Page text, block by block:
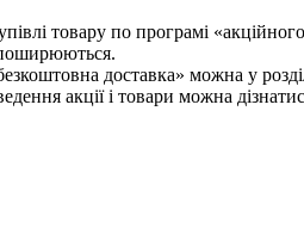
товару по програмі
поширюються.
доставка» можна у
акції і товари можна